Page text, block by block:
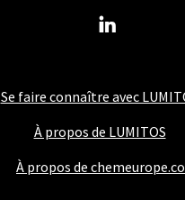
Se faire connaître avec
À propos de LUMITOS
À propos de